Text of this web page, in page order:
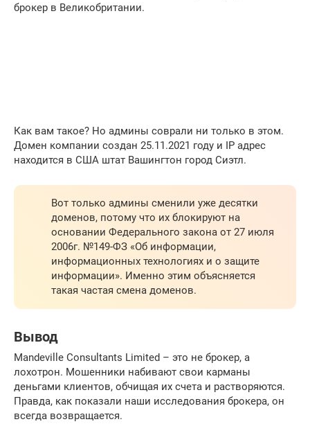
брокер в Великобритании.
Как вам такое? Но админы соврали ни только в этом.
Домен компании создан 25.11.2021 году и IP адрес
находится в США штат Вашингтон город Сиэтл.
Вот только админы сменили уже десятки
доменов, потому что их блокируют на
основании Федерального закона от 27 июля
2006г. №149-ФЗ «Об информации,
информационных технологиях и о защите
информации». Именно этим объясняется
такая частая смена доменов.
Вывод
Mandeville Consultants Limited – это не брокер, а
лохотрон. Мошенники набивают свои карманы
деньгами клиентов, обчищая их счета и растворяются.
Правда, как показали наши исследования брокера, он
всегда возвращается.